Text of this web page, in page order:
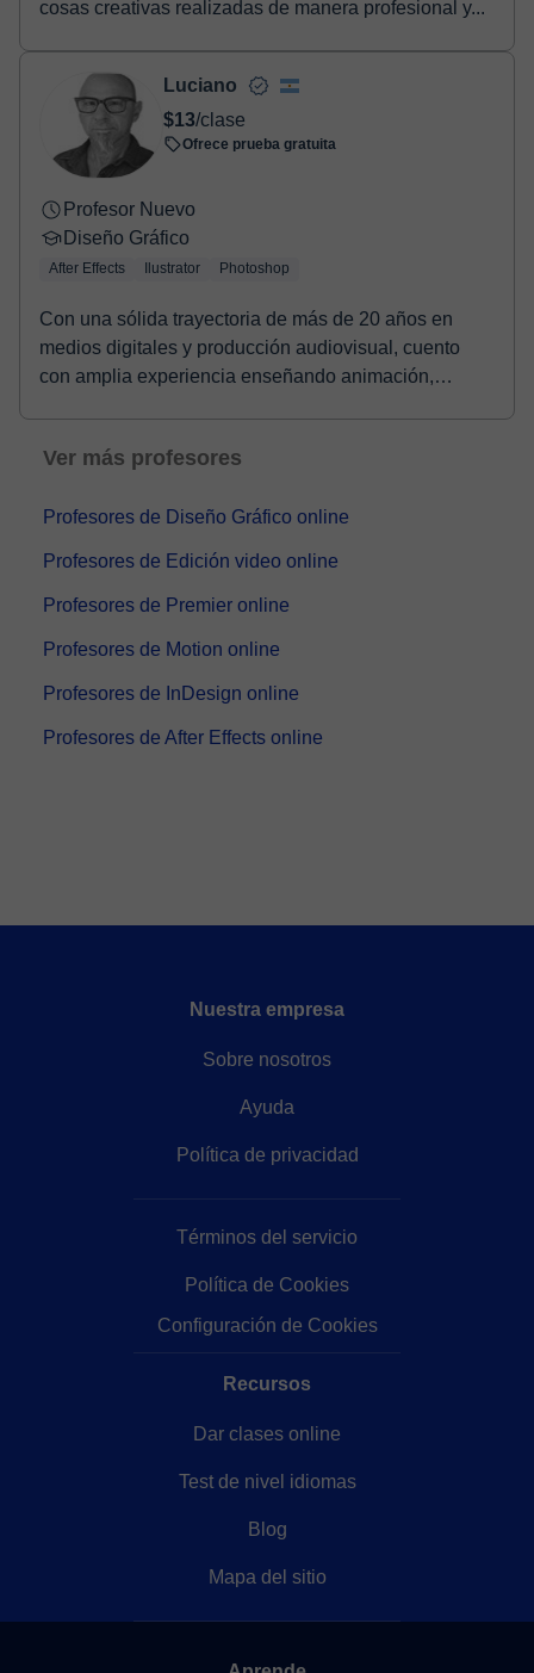
cosas creativas realizadas de manera profesional y...
Luciano
$13/clase
Ofrece prueba gratuita
Profesor Nuevo
Diseño Gráfico
After Effects Ilustrator Photoshop
Con una sólida trayectoria de más de 20 años en
medios digitales y producción audiovisual, cuento
con amplia experiencia enseñando animación,
Ver más profesores
Profesores de Diseño Gráfico online
Profesores de Edición video online
Profesores de Premier online
Profesores de Motion online
Profesores de InDesign online
Profesores de After Effects online
Nuestra empresa
Sobre nosotros
Ayuda
Política de privacidad
Términos del servicio
Política de Cookies
Configuración de Cookies
Recursos
Dar clases online
Test de nivel idiomas
Blog
Mapa del sitio